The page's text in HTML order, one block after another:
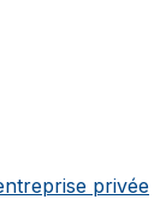
privée